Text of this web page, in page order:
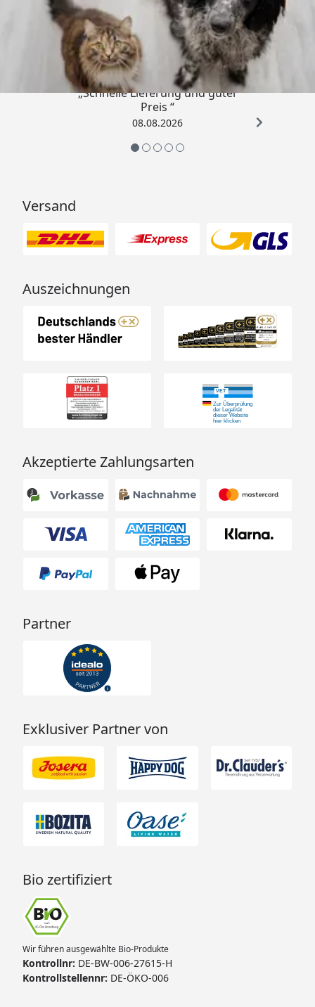
Trusted Shops
4,73/ 5
„Schnelle Lieferung und guter
Preis “
08.08.2026
Versand
Auszeichnungen
Akzeptierte Zahlungsarten
Partner
Exklusiver Partner von
Bio zertifiziert
Wir führen ausgewählte Bio-Produkte
Kontrollnr: DE-BW-006-27615-H
Kontrollstellennr: DE-ÖKO-006